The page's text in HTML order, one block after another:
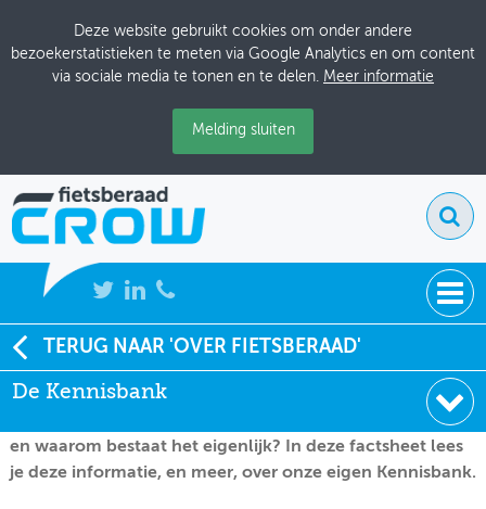
Deze website gebruikt cookies om onder andere
bezoekerstatistieken te meten via Google Analytics en om content
via sociale media te tonen en te delen. Meer informatie
Melding sluiten
NIEUWS
BIJEENKOMSTEN
KENNISBANK
ADRESSENBOEK
TERUG NAAR 'OVER FIETSBERAAD'
De Kennisbank
In de Kennisbank van CROW-Fietsberaad is veel kennis
te vinden over fiets, voetganger, en bijbehorend beleid.
Hoe vind je je weg in de Kennisbank, hoe vul je het aan,
en waarom bestaat het eigenlijk? In deze factsheet lees
je deze informatie, en meer, over onze eigen Kennisbank.